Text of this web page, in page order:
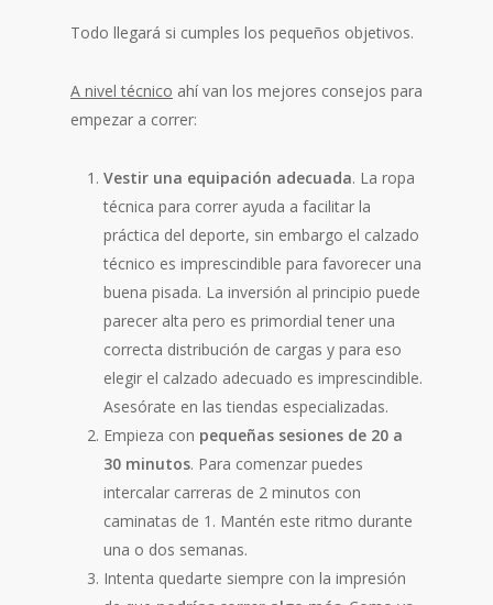
Todo llegará si cumples los pequeños objetivos.
A nivel técnico ahí van los mejores consejos para
empezar a correr:
Vestir una equipación adecuada. La ropa
técnica para correr ayuda a facilitar la
práctica del deporte, sin embargo el calzado
técnico es imprescindible para favorecer una
buena pisada. La inversión al principio puede
parecer alta pero es primordial tener una
correcta distribución de cargas y para eso
elegir el calzado adecuado es imprescindible.
Asesórate en las tiendas especializadas.
Empieza con pequeñas sesiones de 20 a
30 minutos. Para comenzar puedes
intercalar carreras de 2 minutos con
caminatas de 1. Mantén este ritmo durante
una o dos semanas.
Intenta quedarte siempre con la impresión